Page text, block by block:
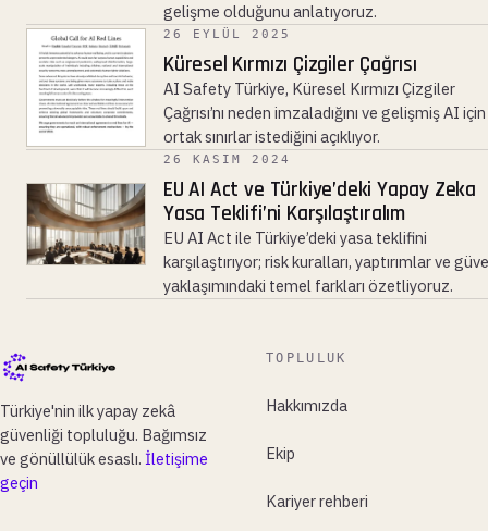
gelişme olduğunu anlatıyoruz.
26 EYLÜL 2025
Küresel Kırmızı Çizgiler Çağrısı
AI Safety Türkiye, Küresel Kırmızı Çizgiler
Çağrısı’nı neden imzaladığını ve gelişmiş AI için
ortak sınırlar istediğini açıklıyor.
26 KASIM 2024
EU AI Act ve Türkiye’deki Yapay Zeka
Yasa Teklifi’ni Karşılaştıralım
EU AI Act ile Türkiye’deki yasa teklifini
karşılaştırıyor; risk kuralları, yaptırımlar ve
yaklaşımındaki temel farkları özetliyoruz.
Türkiye'nin ilk yapay zekâ
güvenliği topluluğu. Bağımsız
ve gönüllülük esaslı. İletişime
geçin
TOPLULUK
Hakkımızda
Ekip
Kariyer rehberi